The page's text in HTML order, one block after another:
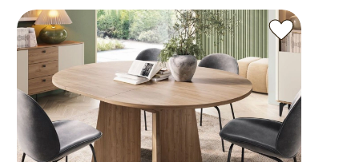
Symbol5905242968444
SeriaPASSIONE
Okleina ABSchroniąca przed drobnymi uszkodzeniami